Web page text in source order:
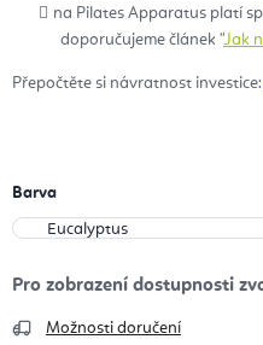
na Pilates Apparatus platí
doporučujeme článek "Jak
Přepočtěte si návratnost investice:
Barva
Možnosti doručení